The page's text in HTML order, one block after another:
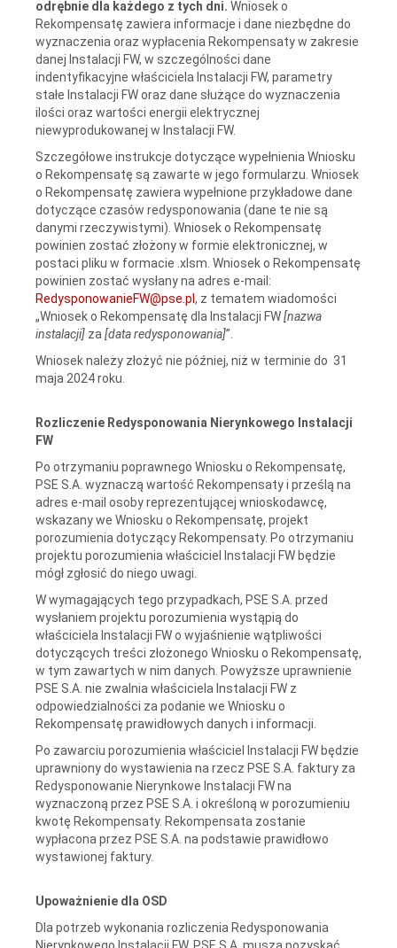
odrębnie dla każdego z tych dni. Wniosek o
Rekompensatę zawiera informacje i dane niezbędne do
wyznaczenia oraz wypłacenia Rekompensaty w zakresie
danej Instalacji FW, w szczególności dane
indentyfikacyjne właściciela Instalacji FW, parametry
stałe Instalacji FW oraz dane służące do wyznaczenia
ilości oraz wartości energii elektrycznej
niewyprodukowanej w Instalacji FW.
Szczegółowe instrukcje dotyczące wypełnienia Wniosku
o Rekompensatę są zawarte w jego formularzu. Wniosek
o Rekompensatę zawiera wypełnione przykładowe dane
dotyczące czasów redysponowania (dane te nie są
danymi rzeczywistymi). Wniosek o Rekompensatę
powinien zostać złożony w formie elektronicznej, w
postaci pliku w formacie .xlsm. Wniosek o Rekompensatę
powinien zostać wysłany na adres e-mail:
RedysponowanieFW@pse.pl , z tematem wiadomości
„Wniosek o Rekompensatę dla Instalacji FW[nazwa
instalacji] za [data redysponowania]”.
Wniosek należy złożyć nie później, niż w terminie do 31
maja 2024 roku.
Rozliczenie Redysponowania Nierynkowego Instalacji
FW
Po otrzymaniu poprawnego Wniosku o Rekompensatę,
PSE S.A. wyznaczą wartość Rekompensaty i prześlą na
adres e-mail osoby reprezentującej wnioskodawcę,
wskazany we Wniosku o Rekompensatę, projekt
porozumienia dotyczący Rekompensaty. Po otrzymaniu
projektu porozumienia właściciel Instalacji FW będzie
mógł zgłosić do niego uwagi.
W wymagających tego przypadkach, PSE S.A. przed
wysłaniem projektu porozumienia wystąpią do
właściciela Instalacji FW o wyjaśnienie wątpliwości
dotyczących treści złożonego Wniosku o Rekompensatę,
w tym zawartych w nim danych. Powyższe uprawnienie
PSE S.A. nie zwalnia właściciela Instalacji FW z
odpowiedzialności za podanie we Wniosku o
Rekompensatę prawidłowych danych i informacji.
Po zawarciu porozumienia właściciel Instalacji FW będzie
uprawniony do wystawienia na rzecz PSE S.A. faktury za
Redysponowanie Nierynkowe Instalacji FW na
wyznaczoną przez PSE S.A. i określoną w porozumieniu
kwotę Rekompensaty. Rekompensata zostanie
wypłacona przez PSE S.A. na podstawie prawidłowo
wystawionej faktury.
Upoważnienie dla OSD
Dla potrzeb wykonania rozliczenia Redysponowania
Nierynkowego Instalacji FW, PSE S.A. muszą pozyskać